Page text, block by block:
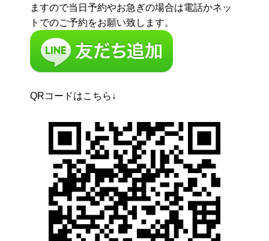
ますので当日予約やお急ぎの場合は電話かネッ
トでのご予約をお願い致します。
QRコードはこちら↓